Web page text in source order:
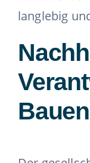
langlebig